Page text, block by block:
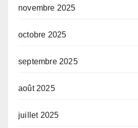
novembre 2025
octobre 2025
septembre 2025
août 2025
juillet 2025